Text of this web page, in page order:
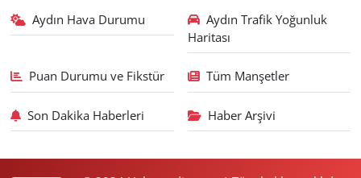
Aydın Hava Durumu
Aydın Trafik Yoğunluk
Haritası
Puan Durumu ve Fikstür Tüm Manşetler
Son Dakika Haberleri Haber Arşivi